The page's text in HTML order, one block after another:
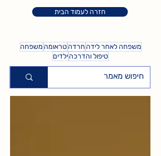
חזרה לעמוד הבית
משפחה לאחר לידה חרדה טראומה משפחה
טיפול והדרכהילדים